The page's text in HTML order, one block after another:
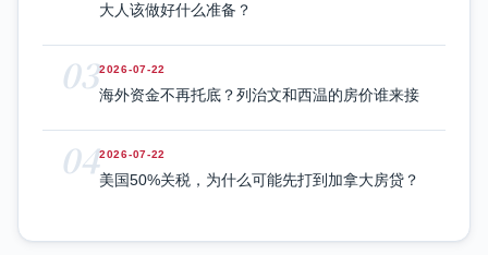
大人该做好什么准备？
032026-07-22
海外资金不再托底？列治文和西温的房价谁来接
042026-07-22
美国50%关税，为什么可能先打到加拿大房贷？